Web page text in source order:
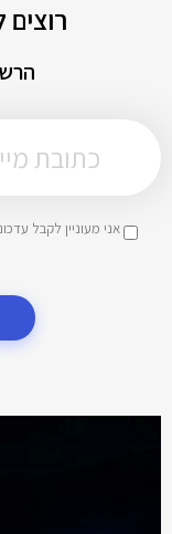
אני מעוניין לקבל